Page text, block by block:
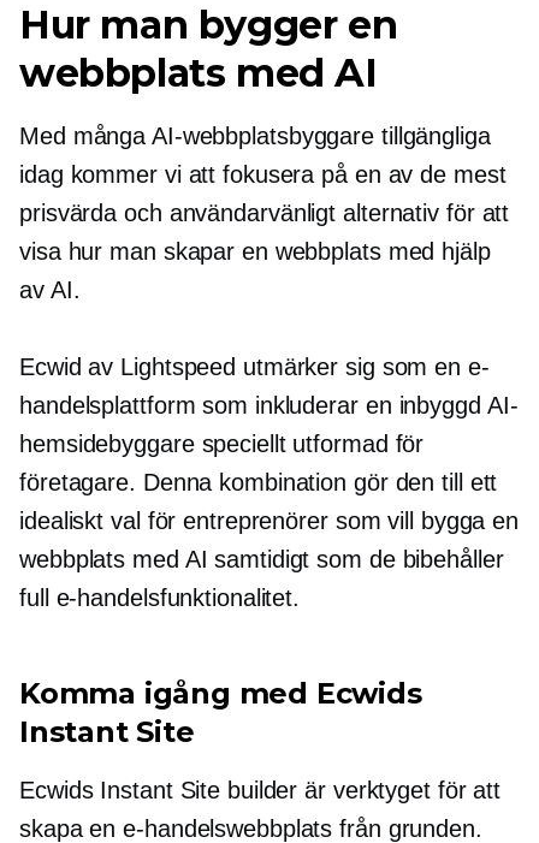
Hur man bygger en
webbplats med AI
Med många AI-webbplatsbyggare tillgängliga
idag kommer vi att fokusera på en av de mest
prisvärda och användarvänligt alternativ för att
visa hur man skapar en webbplats med hjälp
av AI.
Ecwid av Lightspeed utmärker sig som en e-
handelsplattform som inkluderar en inbyggd AI-
hemsidebyggare speciellt utformad för
företagare. Denna kombination gör den till ett
idealiskt val för entreprenörer som vill bygga en
webbplats med AI samtidigt som de bibehåller
full e-handelsfunktionalitet.
Komma igång med Ecwids
Instant Site
Ecwids Instant Site builder är verktyget för att
skapa en e-handelswebbplats från grunden.